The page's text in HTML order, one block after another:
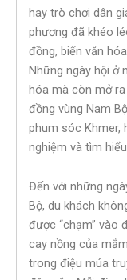
hay trò chơi dân
phương đã khéo
đồng, biến văn
Những ngày hội ở
hóa mà còn mở
đồng vùng Nam
phum sóc Khmer,
nghiệm và tìm
Đến với những
Bộ, du khách
được “chạm” vào
cay nồng của
trong điệu múa